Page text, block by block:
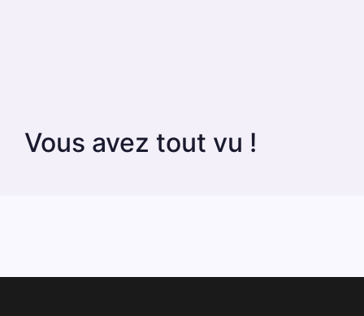
Vous avez tout vu !